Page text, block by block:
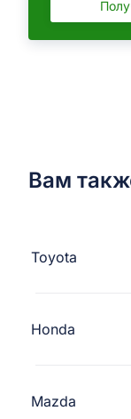
Вам
Toyota
Honda
Mazda